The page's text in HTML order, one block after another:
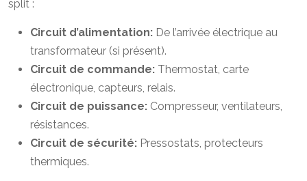
split :
Circuit d’alimentation: De l’arrivée électrique au
transformateur (si présent).
Circuit de commande: Thermostat, carte
électronique, capteurs, relais.
Circuit de puissance: Compresseur, ventilateurs,
résistances.
Circuit de sécurité: Pressostats, protecteurs
thermiques.